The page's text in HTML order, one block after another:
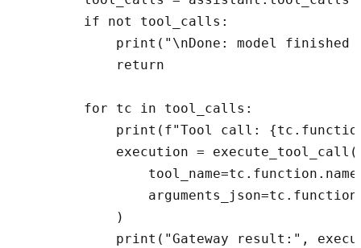
        if not tool_calls:
print("\nDone: model finished
            return
        for tc in tool_calls:
print(f"Tool call:
            execution = execute_tool_call(
            )
print("Gateway result:",